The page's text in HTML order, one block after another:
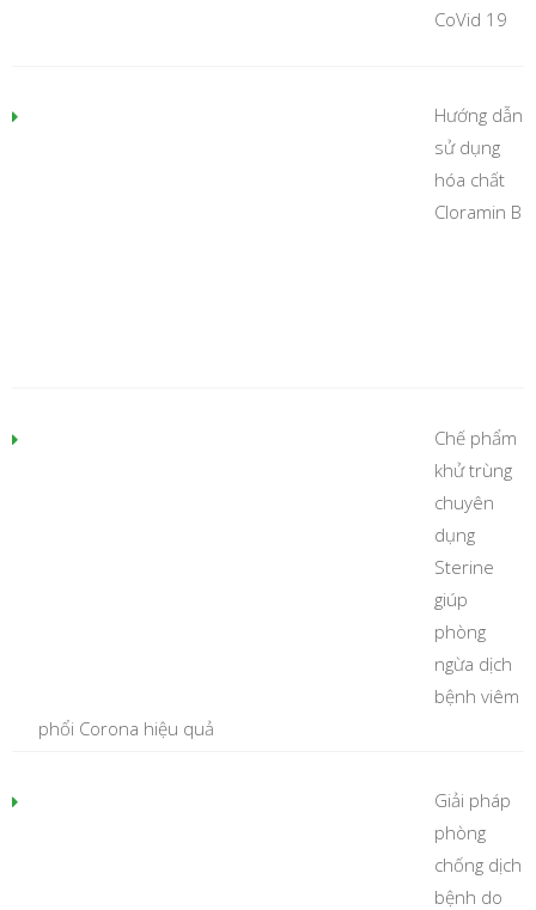
CoVid 19
Hướng dẫn
sử dụng
hóa chất
Cloramin B
Chế phẩm
khử trùng
chuyên
dụng
Sterine
giúp
phòng
ngừa dịch
bệnh viêm
phổi Corona hiệu quả
Giải pháp
phòng
chống dịch
bệnh do